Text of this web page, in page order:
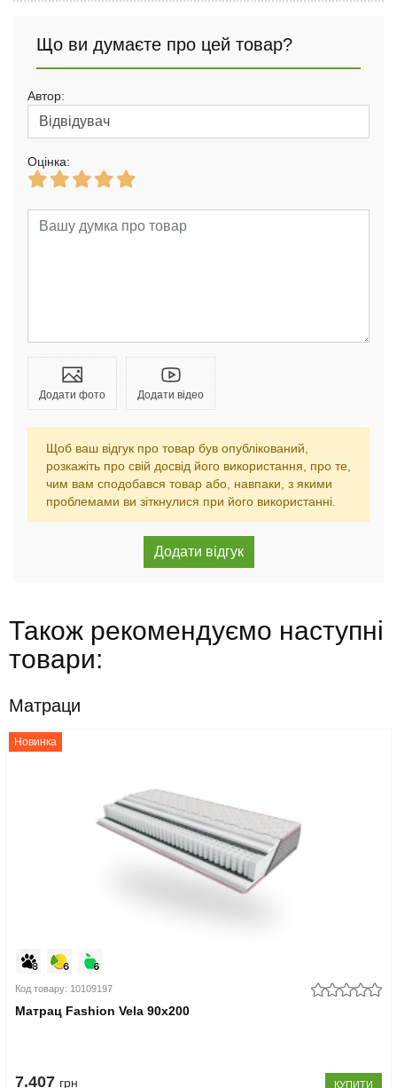
Що ви думаєте про цей товар?
Автор:
Оцінка:
Додати фото Додати відео
Щоб ваш відгук про товар був опублікований,
розкажіть про свій досвід його використання, про те,
чим вам сподобався товар або, навпаки, з якими
проблемами ви зіткнулися при його використанні.
Також рекомендуємо наступні
товари:
Матраци
Новинка
Код товару: 10109197
Матрац Fashion Vela 90x200
7.407 грн КУПИТИ